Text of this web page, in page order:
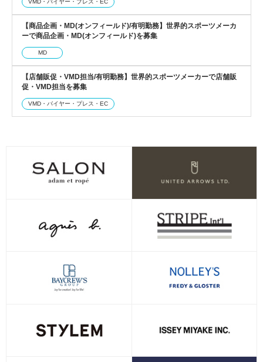
VMD・バイヤー・プレス・EC
【商品企画・MD(オンフィールド)/有明勤務】世界的スポーツメーカ
ーで商品企画・MD(オンフィールド)を募集
MD
【店舗販促・VMD担当/有明勤務】世界的スポーツメーカーで店舗販
促・VMD担当を募集
VMD・バイヤー・プレス・EC